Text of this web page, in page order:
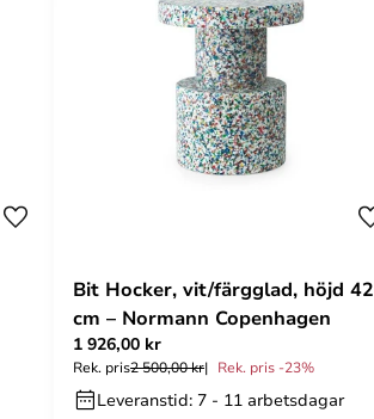
Bit Hocker, vit/färgglad, höjd 42
cm – Normann Copenhagen
1 926,00 kr
Rek. pris2 500,00 kr Rek. pris -23%
Leveranstid: 7 - 11 arbetsdagar